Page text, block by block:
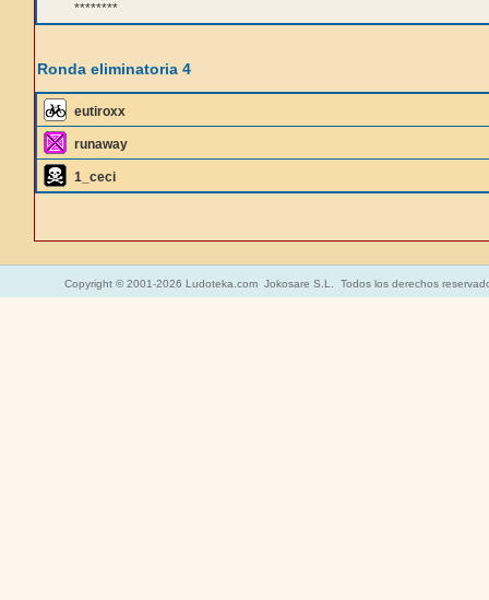
********
Ronda eliminatoria 4
eutiroxx
runaway
1_ceci
Copyright © 2001-2026 Ludoteka.com Jokosare S.L. Todos los derechos